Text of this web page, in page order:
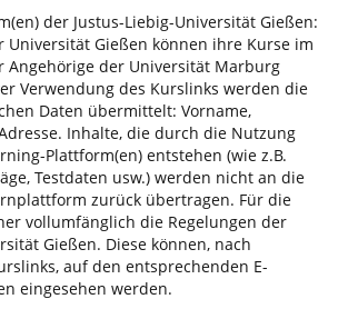
der Justus-Liebig-Universität Gießen:
Universität Gießen können ihre Kurse im
Angehörige der Universität Marburg
Verwendung des Kurslinks werden die
Daten übermittelt: Vorname,
Inhalte, die durch die Nutzung
Plattform(en) entstehen (wie z.B.
Testdaten usw.) werden nicht an die
zurück übertragen. Für die
vollumfänglich die Regelungen der
Gießen. Diese können, nach
auf den entsprechenden E-
eingesehen werden.